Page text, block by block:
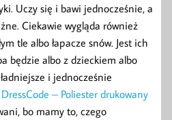
Uczy się i bawi jednocześnie, a
Ciekawie wygląda również
tle albo łapacze snów. Jest ich
będzie albo z dzieckiem albo
i jednocześnie
DressCode – Poliester drukowany
bo mamy to, czego